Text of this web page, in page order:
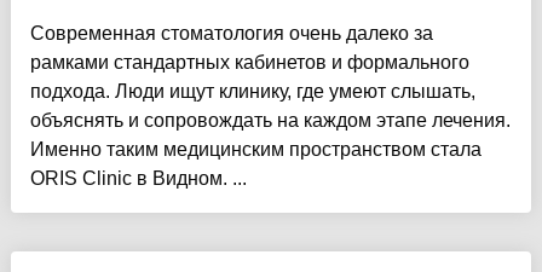
Современная стоматология очень далеко за
рамками стандартных кабинетов и формального
подхода. Люди ищут клинику, где умеют слышать,
объяснять и сопровождать на каждом этапе лечения.
Именно таким медицинским пространством стала
ORIS Clinic в Видном. ...